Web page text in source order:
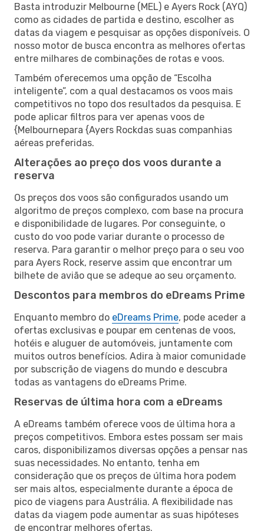
Basta introduzir Melbourne (MEL) e Ayers Rock (AYQ)
como as cidades de partida e destino, escolher as
datas da viagem e pesquisar as opções disponíveis. O
nosso motor de busca encontra as melhores ofertas
entre milhares de combinações de rotas e voos.
Também oferecemos uma opção de “Escolha
inteligente”, com a qual destacamos os voos mais
competitivos no topo dos resultados da pesquisa. E
pode aplicar filtros para ver apenas voos de
{Melbournepara {Ayers Rockdas suas companhias
aéreas preferidas.
Alterações ao preço dos voos durante a
reserva
Os preços dos voos são configurados usando um
algoritmo de preços complexo, com base na procura
e disponibilidade de lugares. Por conseguinte, o
custo do voo pode variar durante o processo de
reserva. Para garantir o melhor preço para o seu voo
para Ayers Rock, reserve assim que encontrar um
bilhete de avião que se adeque ao seu orçamento.
Descontos para membros do eDreams Prime
Enquanto membro do eDreams Prime, pode aceder a
ofertas exclusivas e poupar em centenas de voos,
hotéis e aluguer de automóveis, juntamente com
muitos outros benefícios. Adira à maior comunidade
por subscrição de viagens do mundo e descubra
todas as vantagens do eDreams Prime.
Reservas de última hora com a eDreams
A eDreams também oferece voos de última hora a
preços competitivos. Embora estes possam ser mais
caros, disponibilizamos diversas opções a pensar nas
suas necessidades. No entanto, tenha em
consideração que os preços de última hora podem
ser mais altos, especialmente durante a época de
pico de viagens para Austrália. A flexibilidade nas
datas da viagem pode aumentar as suas hipóteses
de encontrar melhores ofertas.